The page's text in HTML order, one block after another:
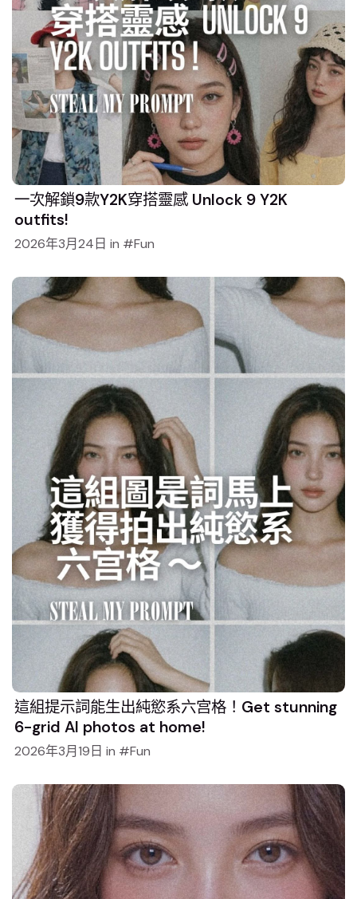
一次解鎖9款Y2K穿搭靈感 Unlock 9 Y2K
outfits!
2026年3月24日 in Fun
這組提示詞能生出純慾系六宫格！Get stunning
6-grid AI photos at home!
2026年3月19日 in Fun